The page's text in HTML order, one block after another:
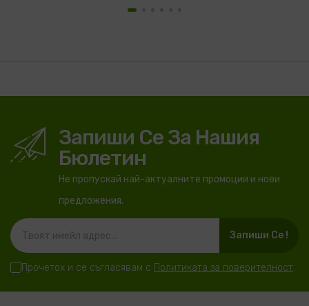
Запиши Се За Нашия
Бюлетин
Не пропускай най-актуалните промоции и нови
предложения.
Запиши Се !
Прочетох и се съгласявам с Политиката за поверителност.